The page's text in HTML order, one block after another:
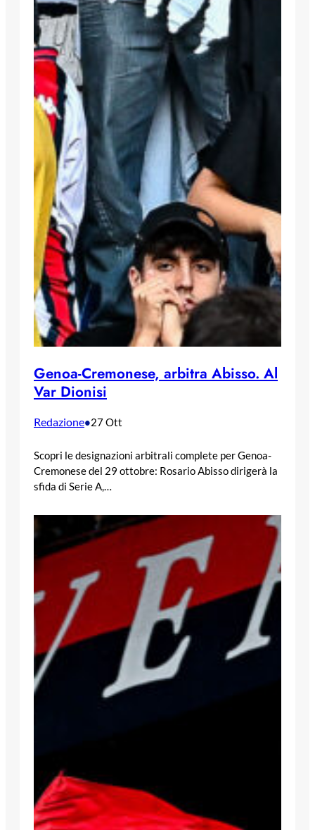
Genoa-Cremonese, arbitra Abisso. Al
Var Dionisi
Redazione•27 Ott
Scopri le designazioni arbitrali complete per Genoa-
Cremonese del 29 ottobre: Rosario Abisso dirigerà la
sfida di Serie A,…